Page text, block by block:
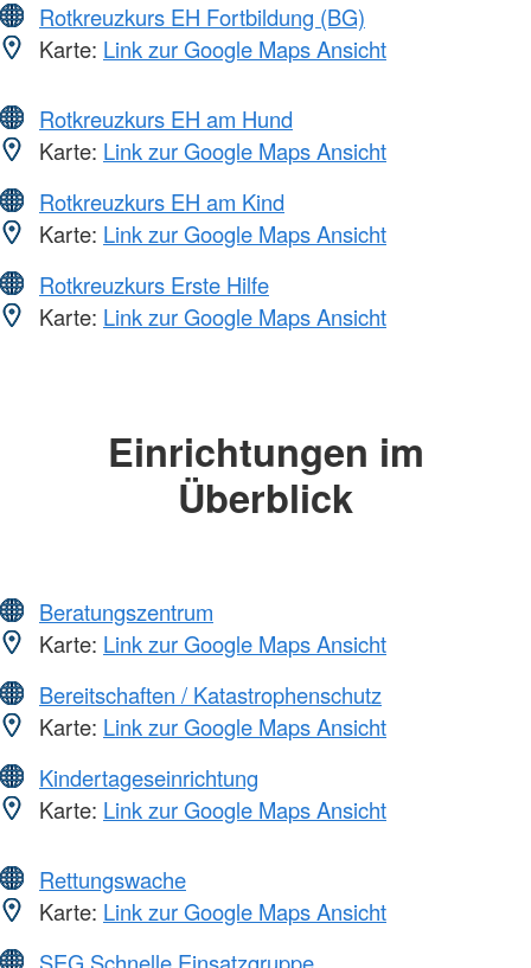
Rotkreuzkurs EH Fortbildung (BG)
Karte: Link zur Google Maps Ansicht
Rotkreuzkurs EH am Hund
Karte: Link zur Google Maps Ansicht
Rotkreuzkurs EH am Kind
Karte: Link zur Google Maps Ansicht
Rotkreuzkurs Erste Hilfe
Karte: Link zur Google Maps Ansicht
Einrichtungen im
Überblick
Beratungszentrum
Karte: Link zur Google Maps Ansicht
Bereitschaften / Katastrophenschutz
Karte: Link zur Google Maps Ansicht
Kindertageseinrichtung
Karte: Link zur Google Maps Ansicht
Rettungswache
Karte: Link zur Google Maps Ansicht